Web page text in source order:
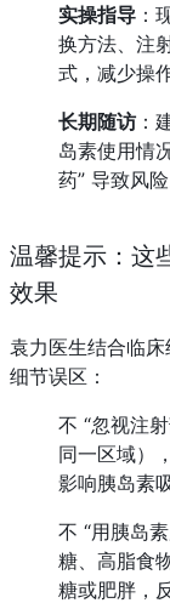
实操指导 ：
换方法、注
式，减少操
长期随访：
岛素使用情
药” 导致风险
温馨提示：这
效果
袁力医生结合临
细节误区：
不 “忽视注
同一区域）
影响胰岛素
不 “用胰岛
糖、高脂食
糖或肥胖，